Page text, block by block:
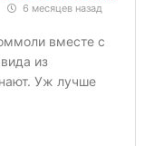
6 месяцев назад
вместе с
из
Уж лучше